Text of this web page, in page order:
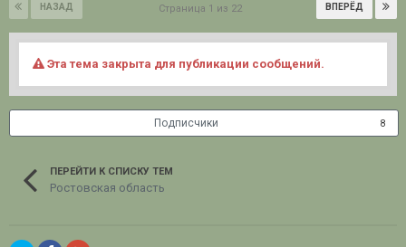
НАЗАД ВПЕРЁД
Страница 1 из 22
Эта тема закрыта для публикации сообщений.
Подписчики 8
ПЕРЕЙТИ К СПИСКУ ТЕМ
Ростовская область